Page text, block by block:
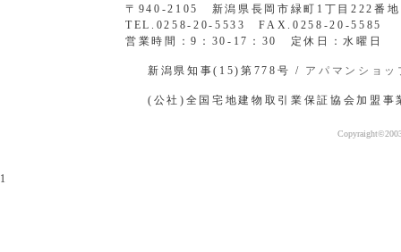
〒940-2105 新潟県長岡市緑町1丁目222番
TEL.0258-20-5533 FAX.0258-20-5585
営業時間：9：30-17：30 定休日：水曜日
新潟県知事(15)第778号 / アパマンショ
(公社)全国宅地建物取引業保証協会加盟事
1